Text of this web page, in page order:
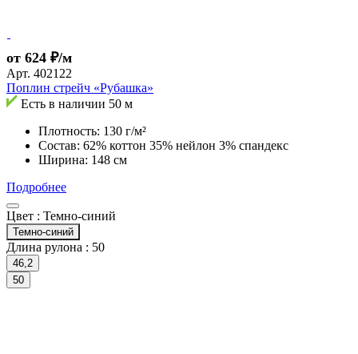
от 624 ₽/м
Арт. 402122
Поплин стрейч «Рубашка»
Есть в наличии 50 м
Плотность: 130 г/м²
Состав: 62% коттон 35% нейлон 3% спандекс
Ширина: 148 см
Подробнее
Цвет : Темно-синий
Темно-синий
Длина рулона : 50
46,2
50